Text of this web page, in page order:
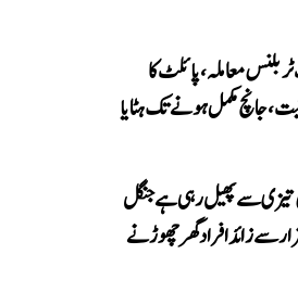
ٹربلنس معاملہ، پائلٹ کا
جانچ مکمل ہونے تک ہٹایا
تیزی سے پھیل رہی ہے جنگل
20 ہزار سے زائد افراد گھر چھوڑنے